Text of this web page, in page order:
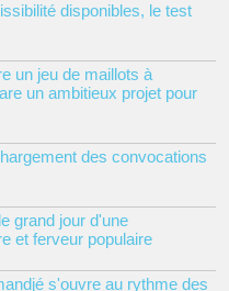
disponibles, le test
un jeu de maillots à
un ambitieux projet pour
des convocations
grand jour d'une
et ferveur populaire
s'ouvre au rythme des